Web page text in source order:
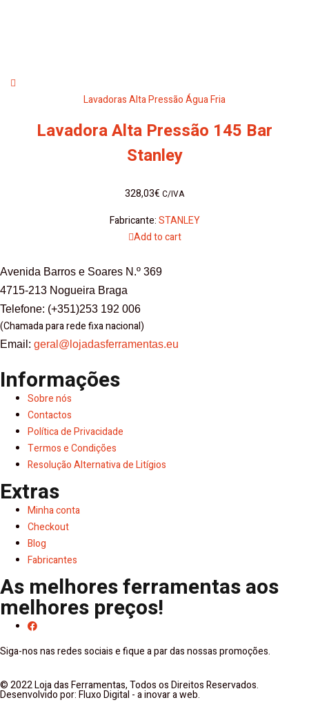
Lavadoras Alta Pressão Água Fria
Lavadora Alta Pressão 145 Bar
Stanley
328,03€ C/IVA
Fabricante:STANLEY
Add to cart
Avenida Barros e Soares N.º 369
4715-213 Nogueira Braga
Telefone: (+351)253 192 006
(Chamada para rede fixa nacional)
Email: geral@lojadasferramentas.eu
Informações
Sobre nós
Contactos
Política de Privacidade
Termos e Condições
Resolução Alternativa de Litígios
Extras
Minha conta
Checkout
Blog
Fabricantes
As melhores ferramentas aos
melhores preços!
Siga-nos nas redes sociais e fique a par das nossas promoções.
© 2022 Loja das Ferramentas, Todos os Direitos Reservados.
Desenvolvido por: Fluxo Digital - a inovar a web.